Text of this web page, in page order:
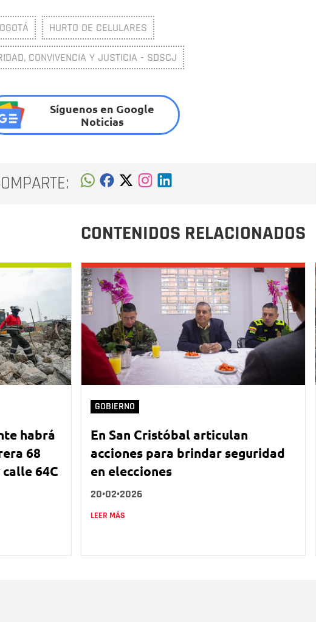
HURTO DE CELULARES
CONVIVENCIA Y JUSTICIA - SDSCJ
Síguenos en Google
Noticias
CONTENIDOS RELACIONADOS
habrá
68
64C
GOBIERNO
En San Cristóbal articulan
acciones para brindar seguridad
en elecciones
20•02•2026
LEER MÁS